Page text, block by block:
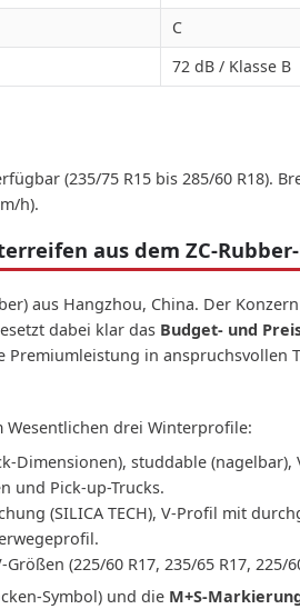
C
72 dB / Klasse B
(235/75 R15 bis 285/60 R18).
h).
aus dem ZC-
aus Hangzhou, China. Der
dabei klar das Budget- und
in anspruchsvollen
Wesentlichen drei Winterprofile:
Dimensionen), studdable
und Pick-up-Trucks.
(SILICA TECH), V-Profil mit
(225/60 R17, 235/65 R17, 225/
Symbol) und die M+S-